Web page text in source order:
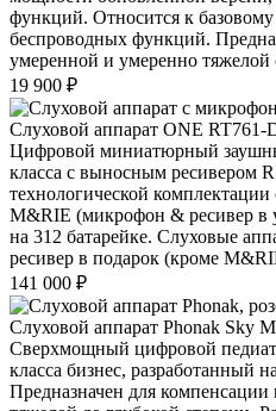
функций. Относится к
беспроводных функций.
умеренной и умеренно тяжелой
19 900 ₽
Слуховой аппарат ONE RT761-
Цифровой миниатюрный
класса с выносным ресивером
технологической
M&RIE (микрофон & ресивер в
на 312 батарейке. Слуховые
ресивер в подарок (кроме
141 000 ₽
Слуховой аппарат Phonak Sky
Сверхмощный цифровой
класса бизнес, разработанный
Предназначен для компенсации